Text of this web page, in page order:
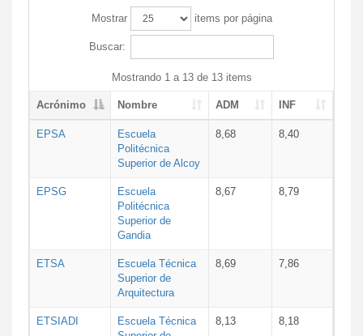
Mostrar items por página
Buscar:
Mostrando 1 a 13 de 13 items
Acrónimo Nombre ADM INF
EPSA
Escuela
Politécnica
Superior de Alcoy
8,68 8,40
EPSG
Escuela
Politécnica
Superior de
Gandia
8,67 8,79
ETSA
Escuela Técnica
Superior de
Arquitectura
8,69 7,86
ETSIADI
Escuela Técnica
8,13 8,18